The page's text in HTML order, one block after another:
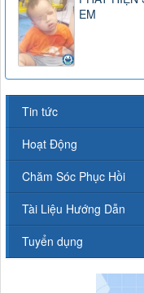
EM
Tin tức
Hoạt Động
Chăm Sóc Phục Hồi
Tài Liệu Hướng Dẫn
Tuyển dụng